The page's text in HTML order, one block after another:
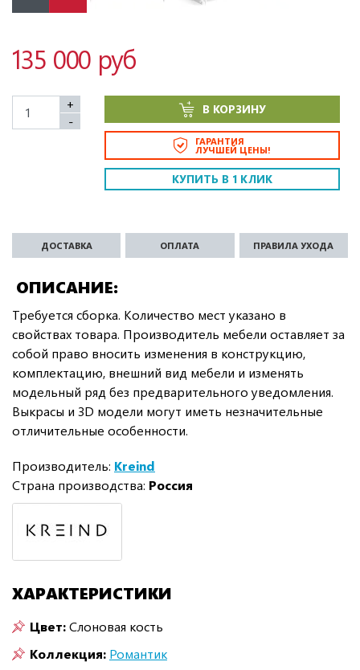
135 000 руб
+
-
В КОРЗИНУ
ГАРАНТИЯ
ЛУЧШЕЙ ЦЕНЫ!
КУПИТЬ В 1 КЛИК
ОПИСАНИЕ
ДОСТАВКА ОПЛАТА ПРАВИЛА УХОДА
Требуется сборка. Количество мест указано в
свойствах товара. Производитель мебели оставляет за
собой право вносить изменения в конструкцию,
комплектацию, внешний вид мебели и изменять
модельный ряд без предварительного уведомления.
Выкрасы и 3D модели могут иметь незначительные
отличительные особенности.
Производитель: Kreind
Страна производства: Россия
ХАРАКТЕРИСТИКИ
Цвет:Слоновая кость
Коллекция: Романтик